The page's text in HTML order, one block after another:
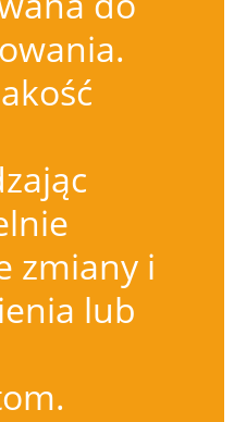
zmiany i
lub